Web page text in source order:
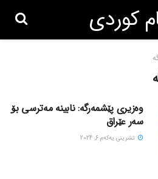
وەزیری پێشمەرگە: نابینە مەترسی بۆ
سەر عێراق
تشرینی یه‌كه‌م 6, 2024